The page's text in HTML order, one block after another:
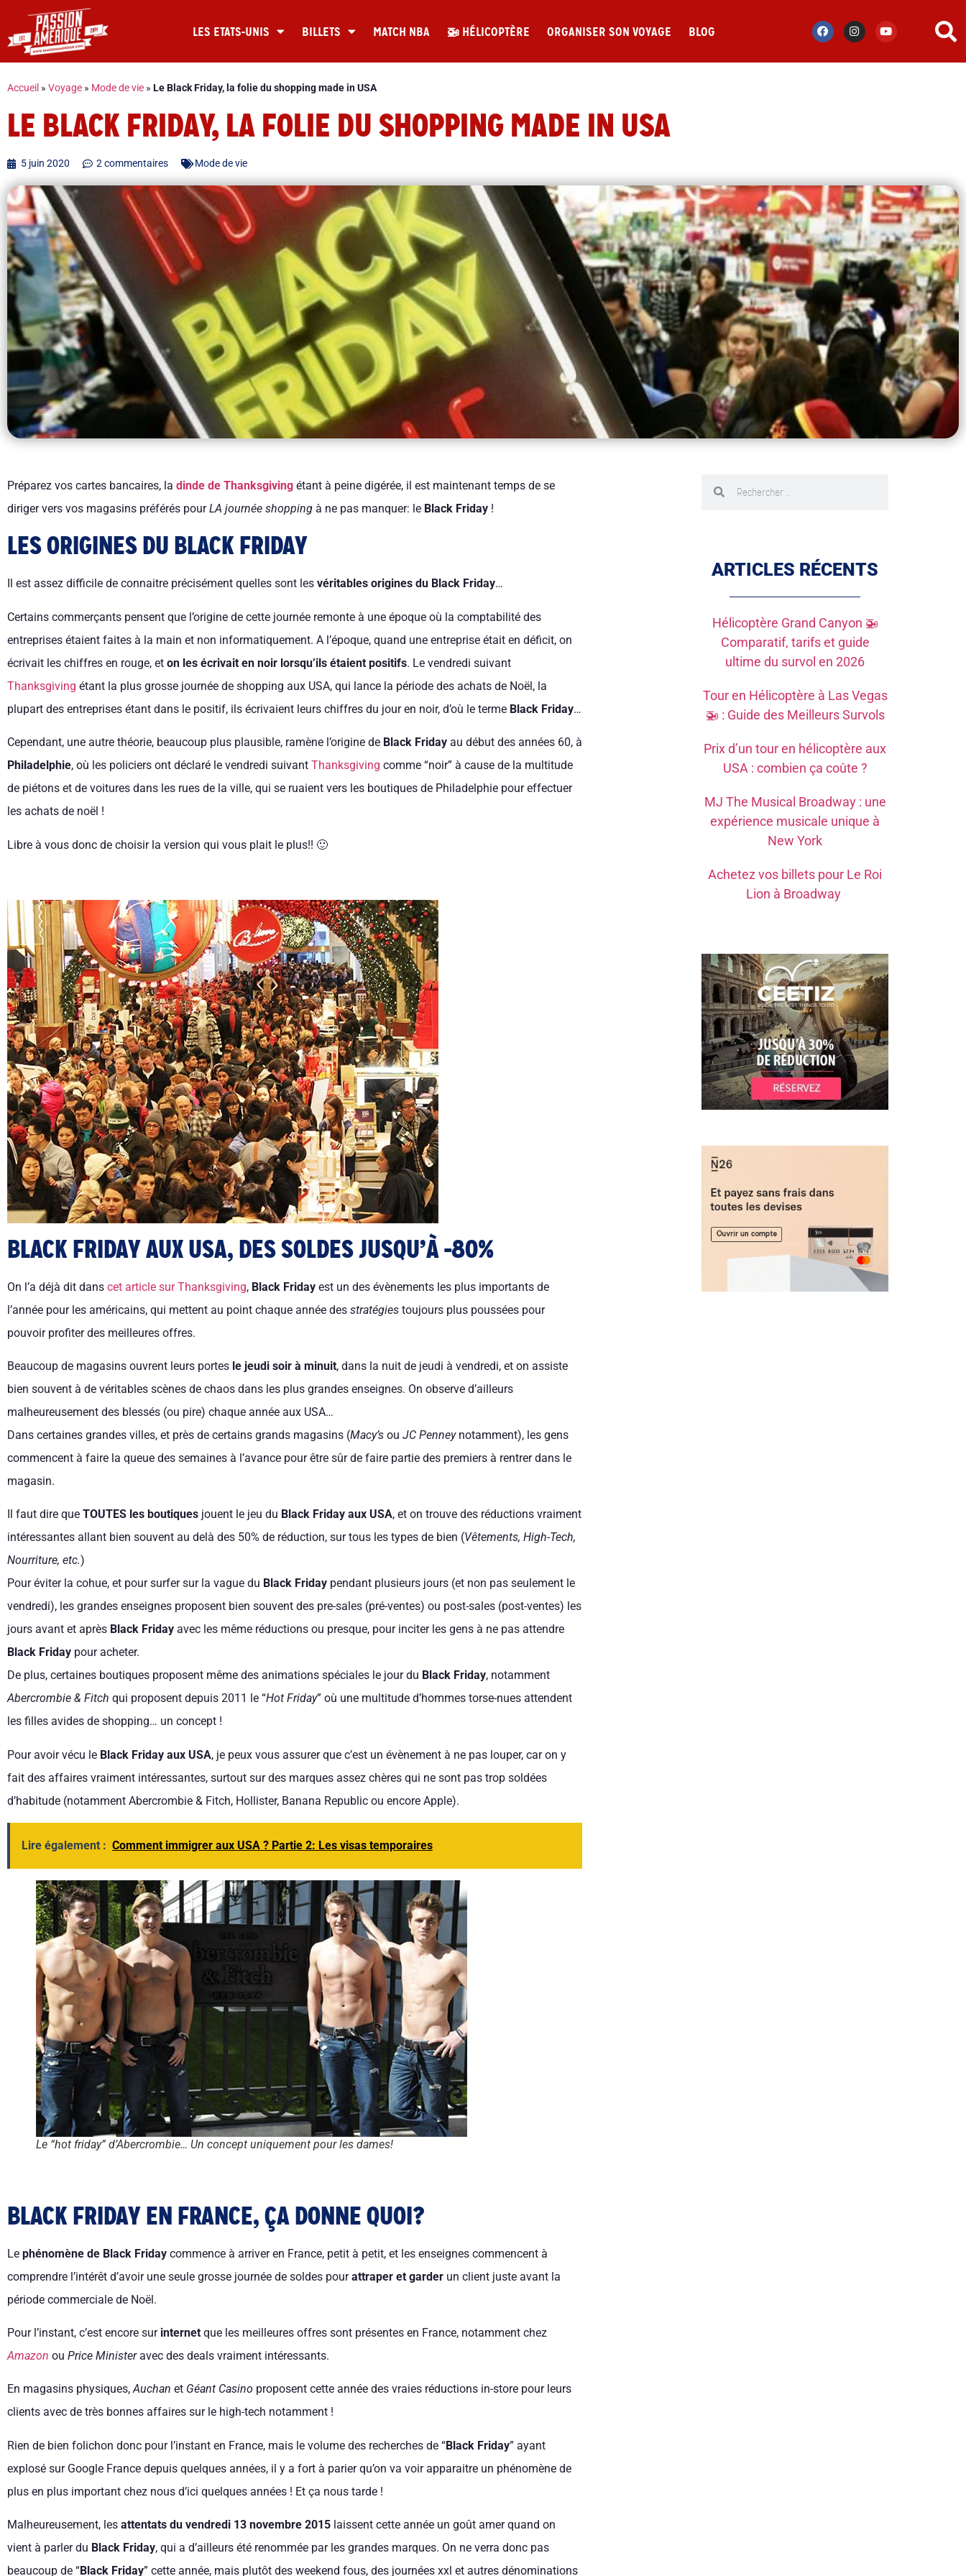
LES ETATS-UNIS BILLETS MATCH NBA 🚁 HÉLICOPTÈRE ORGANISER SON VOYAGE BLOG
Accueil » Voyage » Mode de vie » Le Black Friday, la folie du shopping made in USA
LE BLACK FRIDAY, LA FOLIE DU SHOPPING MADE IN USA
5 juin 2020 2 commentaires Mode de vie
Préparez vos cartes bancaires, la dinde de Thanksgiving étant à peine digérée, il est maintenant temps de se
diriger vers vos magasins préférés pourLA journée shopping à ne pas manquer: le Black Friday !
LES ORIGINES DU BLACK FRIDAY
Il est assez difficile de connaitre précisément quelles sont les véritables origines du Black Friday…
Certains commerçants pensent que l’origine de cette journée remonte à une époque où la comptabilité des
entreprises étaient faites à la main et non informatiquement. A l’époque, quand une entreprise était en déficit, on
écrivait les chiffres en rouge, et on les écrivait en noir lorsqu’ils étaient positifs. Le vendredi suivant
Thanksgiving étant la plus grosse journée de shopping aux USA, qui lance la période des achats de Noël, la
plupart des entreprises étant dans le positif, ils écrivaient leurs chiffres du jour en noir, d’où le terme Black Friday…
Cependant, une autre théorie, beaucoup plus plausible, ramène l’origine de Black Friday au début des années 60, à
Philadelphie, où les policiers ont déclaré le vendredi suivant Thanksgiving comme “noir” à cause de la multitude
de piétons et de voitures dans les rues de la ville, qui se ruaient vers les boutiques de Philadelphie pour effectuer
les achats de noël !
Libre à vous donc de choisir la version qui vous plait le plus!! 🙂
BLACK FRIDAY AUX USA, DES SOLDES JUSQU’À -80%
On l’a déjà dit dans cet article sur Thanksgiving, Black Friday est un des évènements les plus importants de
l’année pour les américains, qui mettent au point chaque année des stratégies toujours plus poussées pour
pouvoir profiter des meilleures offres.
Beaucoup de magasins ouvrent leurs portes le jeudi soir à minuit, dans la nuit de jeudi à vendredi, et on assiste
bien souvent à de véritables scènes de chaos dans les plus grandes enseignes. On observe d’ailleurs
malheureusement des blessés (ou pire) chaque année aux USA…
Dans certaines grandes villes, et près de certains grands magasins (Macy’s ou JC Penneynotamment), les gens
commencent à faire la queue des semaines à l’avance pour être sûr de faire partie des premiers à rentrer dans le
magasin.
Il faut dire que TOUTES les boutiques jouent le jeu du Black Friday aux USA, et on trouve des réductions vraiment
intéressantes allant bien souvent au delà des 50% de réduction, sur tous les types de bien (Vêtements, High-Tech,
Nourriture, etc.)
Pour éviter la cohue, et pour surfer sur la vague du Black Friday pendant plusieurs jours (et non pas seulement le
vendredi), les grandes enseignes proposent bien souvent des pre-sales (pré-ventes) ou post-sales (post-ventes) les
jours avant et après Black Friday avec les même réductions ou presque, pour inciter les gens à ne pas attendre
Black Friday pour acheter.
De plus, certaines boutiques proposent même des animations spéciales le jour du Black Friday, notamment
Abercrombie & Fitch qui proposent depuis 2011 le “Hot Friday” où une multitude d’hommes torse-nues attendent
les filles avides de shopping… un concept !
Pour avoir vécu le Black Friday aux USA, je peux vous assurer que c’est un évènement à ne pas louper, car on y
fait des affaires vraiment intéressantes, surtout sur des marques assez chères qui ne sont pas trop soldées
d’habitude (notamment Abercrombie & Fitch, Hollister, Banana Republic ou encore Apple).
Lire également : Comment immigrer aux USA ? Partie 2: Les visas temporaires
Le “hot friday” d’Abercrombie… Un concept uniquement pour les dames!
BLACK FRIDAY EN FRANCE, ÇA DONNE QUOI?
Le phénomène de Black Friday commence à arriver en France, petit à petit, et les enseignes commencent à
comprendre l’intérêt d’avoir une seule grosse journée de soldes pourattraper et garder un client juste avant la
période commerciale de Noël.
Pour l’instant, c’est encore sur internet que les meilleures offres sont présentes en France, notamment chez
Amazon ou Price Ministeravec des deals vraiment intéressants.
En magasins physiques,Auchan et Géant Casino proposent cette année des vraies réductions in-store pour leurs
clients avec de très bonnes affaires sur le high-tech notamment !
Rien de bien folichon donc pour l’instant en France, mais le volume des recherches de “Black Friday” ayant
explosé sur Google France depuis quelques années, il y a fort à parier qu’on va voir apparaitre un phénomène de
plus en plus important chez nous d’ici quelques années ! Et ça nous tarde !
Malheureusement, les attentats du vendredi 13 novembre 2015 laissent cette année un goût amer quand on
vient à parler du Black Friday, qui a d’ailleurs été renommée par les grandes marques. On ne verra donc pas
beaucoup de “Black Friday” cette année, mais plutôt des weekend fous, des journées xxl et autres dénominations
ARTICLES RÉCENTS
Hélicoptère Grand Canyon 🚁
Comparatif, tarifs et guide
ultime du survol en 2026
Tour en Hélicoptère à Las Vegas
🚁 : Guide des Meilleurs Survols
Prix d’un tour en hélicoptère aux
USA : combien ça coûte ?
MJ The Musical Broadway : une
expérience musicale unique à
New York
Achetez vos billets pour Le Roi
Lion à Broadway